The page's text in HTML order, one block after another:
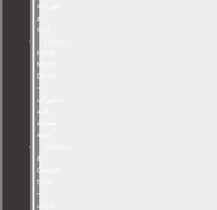
كهربائية
و
إنارة
Hand
Made
Decor
–
ديكورات
راقية
صناعة
يدوية
&
Garden
tools
–
ادوات